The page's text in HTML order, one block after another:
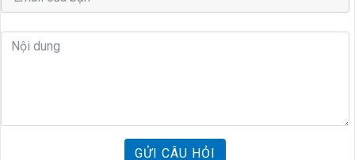
GỬI CÂU HỎI